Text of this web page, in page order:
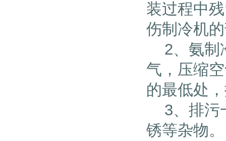
装过程中
伤制冷机
2、氨制
气，压缩
的最低处
3、排污
锈等杂物。